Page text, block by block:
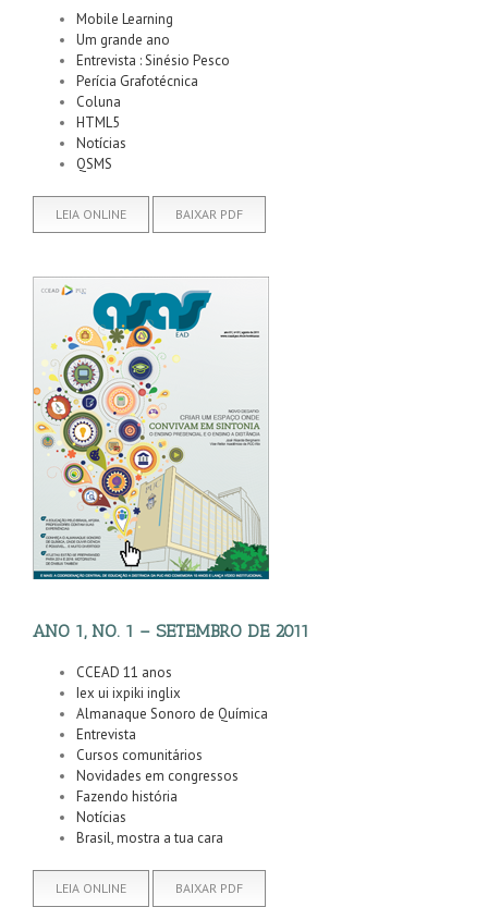
Mobile Learning
Um grande ano
Entrevista : Sinésio Pesco
Perícia Grafotécnica
Coluna
HTML5
Notícias
QSMS
LEIA ONLINE BAIXAR PDF
ANO 1, NO. 1 – SETEMBRO DE 2011
CCEAD 11 anos
Iex ui ixpiki inglix
Almanaque Sonoro de Química
Entrevista
Cursos comunitários
Novidades em congressos
Fazendo história
Notícias
Brasil, mostra a tua cara
LEIA ONLINE BAIXAR PDF